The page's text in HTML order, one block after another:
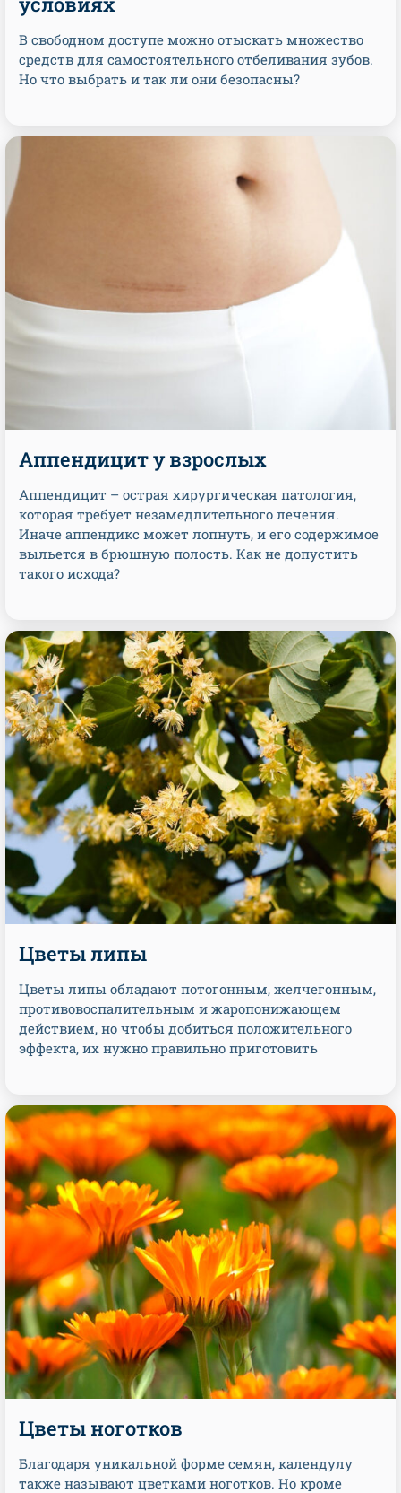
В свободном доступе можно отыскать множество
средств для самостоятельного отбеливания зубов.
Но что выбрать и так ли они безопасны?
Аппендицит у взрослых
Аппендицит – острая хирургическая патология,
которая требует незамедлительного лечения.
Иначе аппендикс может лопнуть, и его содержимое
выльется в брюшную полость. Как не допустить
такого исхода?
Цветы липы
Цветы липы обладают потогонным, желчегонным,
противовоспалительным и жаропонижающем
действием, но чтобы добиться положительного
эффекта, их нужно правильно приготовить
Цветы ноготков
Благодаря уникальной форме семян, календулу
также называют цветками ноготков. Но кроме